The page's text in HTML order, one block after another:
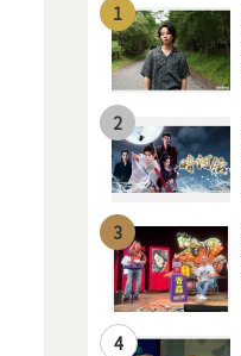
1
2
3
4